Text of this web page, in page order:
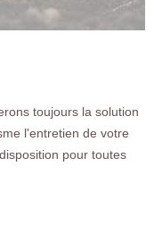
toujours la solution
l'entretien de votre
pour toutes